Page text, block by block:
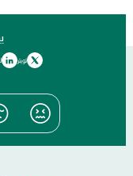
تويتر